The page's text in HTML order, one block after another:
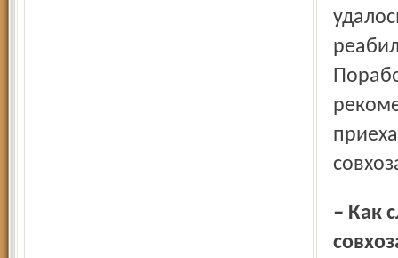
– Как случилось, что вы встали во главе тогда еще